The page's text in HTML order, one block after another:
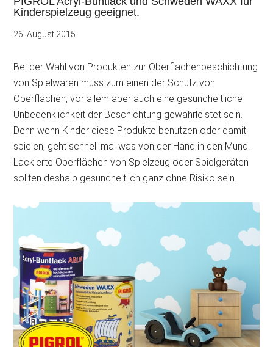
Kinderspielzeug geeignet.
26. August 2015
Bei der Wahl von Produkten zur Oberflächenbeschichtung
von Spielwaren muss zum einen der Schutz von
Oberflächen, vor allem aber auch eine gesundheitliche
Unbedenklichkeit der Beschichtung gewährleistet sein.
Denn wenn Kinder diese Produkte benutzen oder damit
spielen, geht schnell mal was von der Hand in den Mund.
Lackierte Oberflächen von Spielzeug oder Spielgeräten
sollten deshalb gesundheitlich ganz ohne Risiko sein.